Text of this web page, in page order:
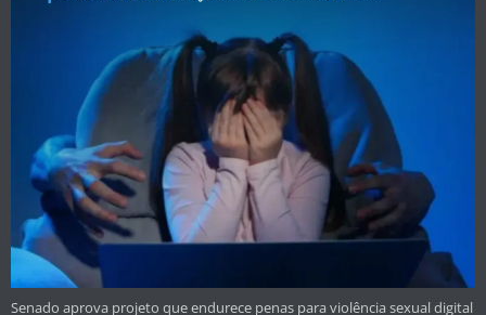
Senado aprova projeto que endurece penas para violência sexual digital